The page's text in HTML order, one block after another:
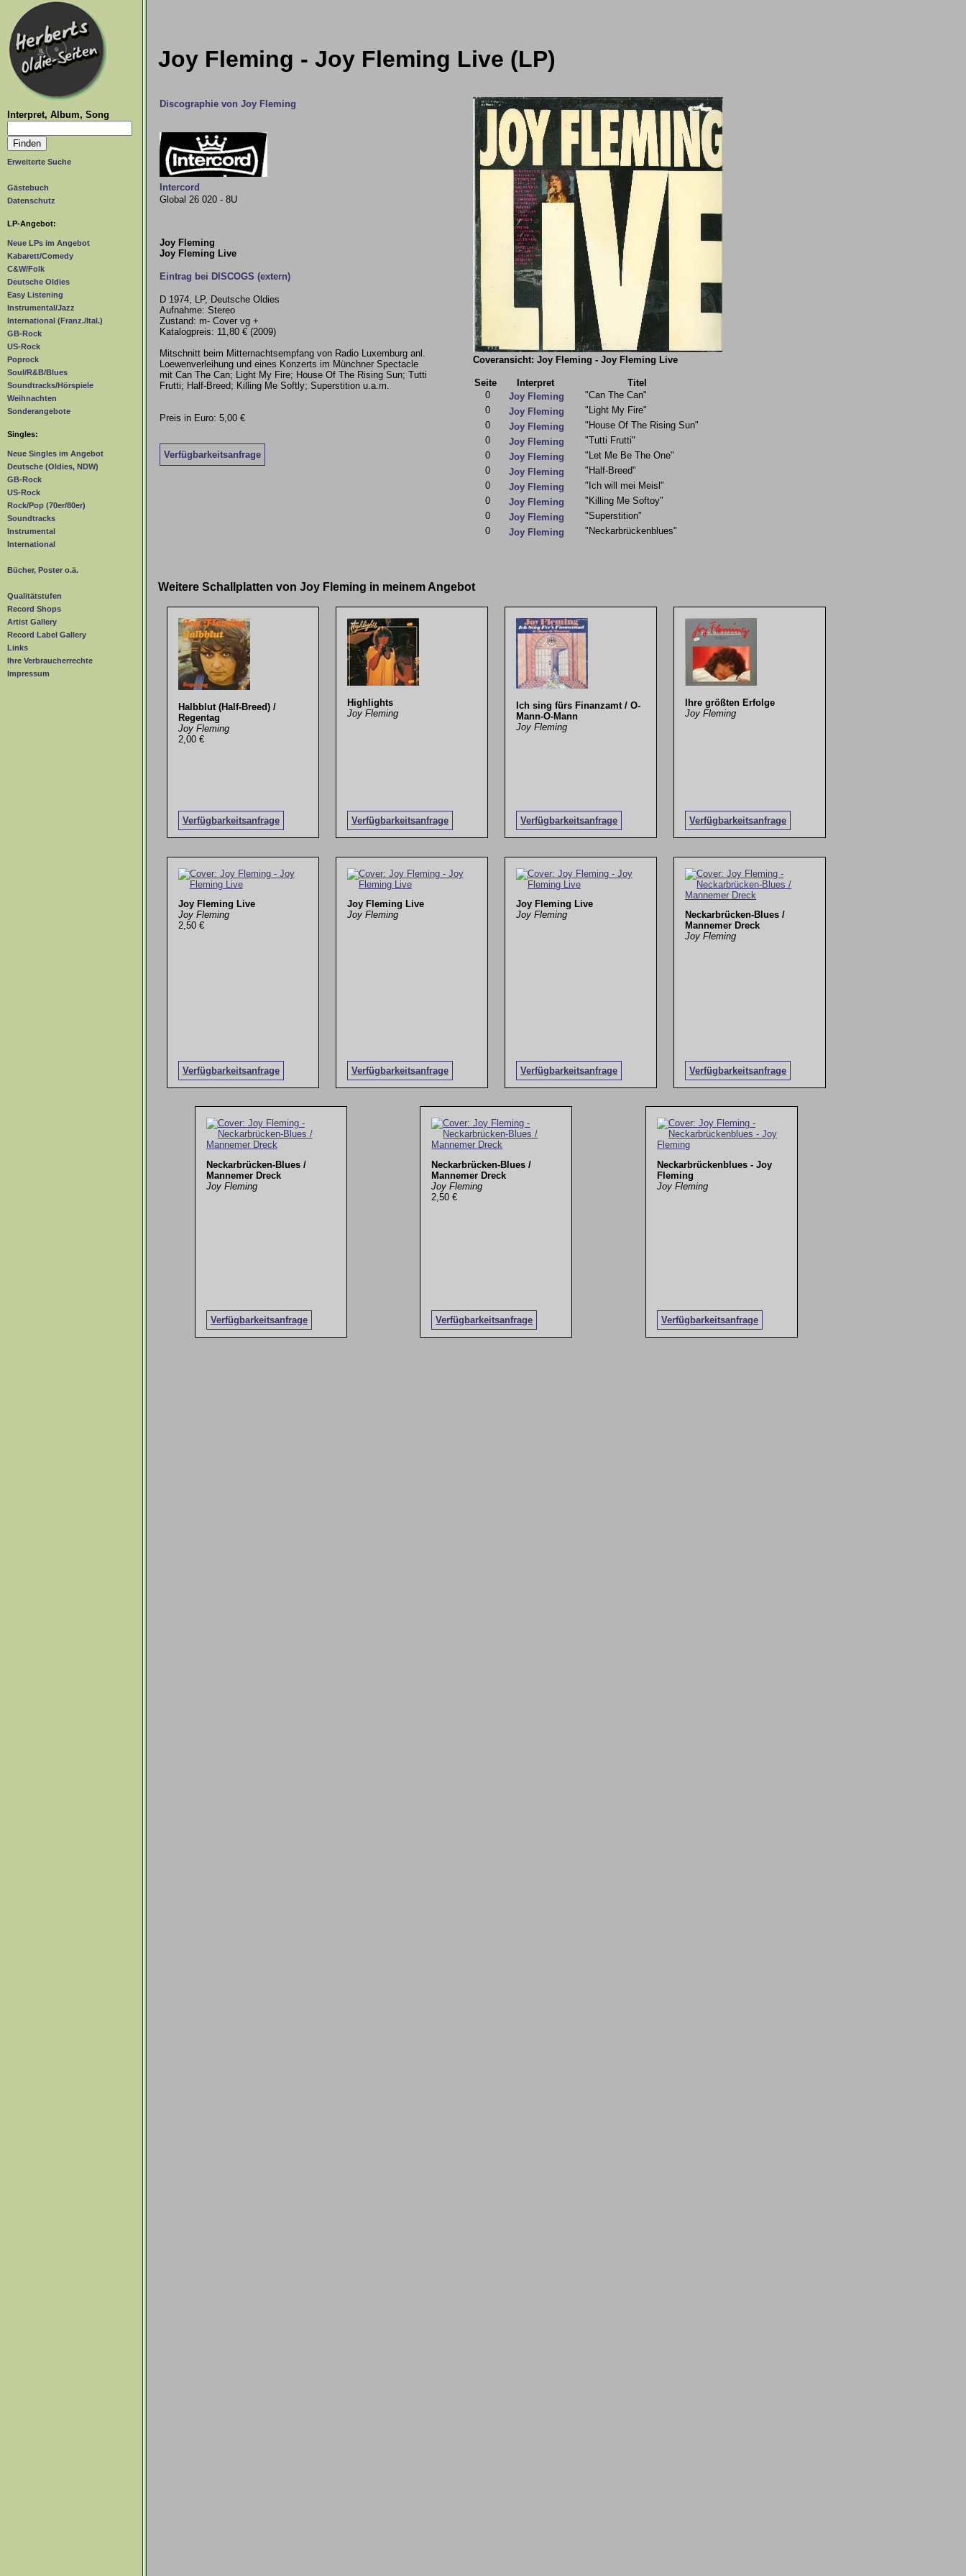
Interpret, Album, Song
Erweiterte Suche
Gästebuch
Datenschutz
LP-Angebot:
Neue LPs im Angebot
Kabarett/Comedy
C&W/Folk
Deutsche Oldies
Easy Listening
Instrumental/Jazz
International (Franz./Ital.)
GB-Rock
US-Rock
Poprock
Soul/R&B/Blues
Soundtracks/Hörspiele
Weihnachten
Sonderangebote
Singles:
Neue Singles im Angebot
Deutsche (Oldies, NDW)
GB-Rock
US-Rock
Rock/Pop (70er/80er)
Soundtracks
Instrumental
International
Bücher, Poster o.ä.
Qualitätstufen
Record Shops
Artist Gallery
Record Label Gallery
Links
Ihre Verbraucherrechte
Impressum
Joy Fleming - Joy Fleming Live (LP)
Discographie von Joy Fleming
Intercord
Global 26 020 - 8U
Joy Fleming
Joy Fleming Live
Eintrag bei DISCOGS (extern)
D 1974, LP, Deutsche Oldies
Aufnahme: Stereo
Zustand: m- Cover vg +
Katalogpreis: 11,80 € (2009)
Mitschnitt beim Mitternachtsempfang von Radio Luxemburg anl.
Loewenverleihung und eines Konzerts im Münchner Spectacle
mit Can The Can; Light My Fire; House Of The Rising Sun; Tutti
Frutti; Half-Breed; Killing Me Softly; Superstition u.a.m.
Preis in Euro: 5,00 €
Verfügbarkeitsanfrage
Coveransicht: Joy Fleming - Joy Fleming Live
Seite Interpret
Titel
0
Joy Fleming
"Can The Can"
0
Joy Fleming
"Light My Fire"
0
Joy Fleming
"House Of The Rising Sun"
0
Joy Fleming
"Tutti Frutti"
0
Joy Fleming
"Let Me Be The One"
0
Joy Fleming
"Half-Breed"
0
Joy Fleming
"Ich will mei Meisl"
0
Joy Fleming
"Killing Me Softoy"
0
Joy Fleming
"Superstition"
0
Joy Fleming "Neckarbrückenblues"
Weitere Schallplatten von Joy Fleming in meinem Angebot
Halbblut (Half-Breed) /
Regentag
Joy Fleming
2,00 €
Verfügbarkeitsanfrage
Highlights
Joy Fleming
Verfügbarkeitsanfrage
Ich sing fürs Finanzamt / O-
Mann-O-Mann
Joy Fleming
Verfügbarkeitsanfrage
Ihre größten Erfolge
Joy Fleming
Verfügbarkeitsanfrage
Joy Fleming Live
Joy Fleming
2,50 €
Verfügbarkeitsanfrage
Joy Fleming Live
Joy Fleming
Verfügbarkeitsanfrage
Joy Fleming Live
Joy Fleming
Verfügbarkeitsanfrage
Neckarbrücken-Blues /
Mannemer Dreck
Joy Fleming
Verfügbarkeitsanfrage
Neckarbrücken-Blues /
Mannemer Dreck
Joy Fleming
Verfügbarkeitsanfrage
Neckarbrücken-Blues /
Mannemer Dreck
Joy Fleming
2,50 €
Verfügbarkeitsanfrage
Neckarbrückenblues - Joy
Fleming
Joy Fleming
Verfügbarkeitsanfrage